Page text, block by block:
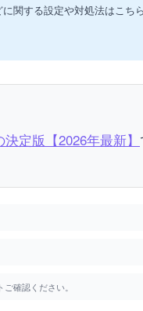
関する設定や対処法はこち
定版【2026年最新】
確認ください。